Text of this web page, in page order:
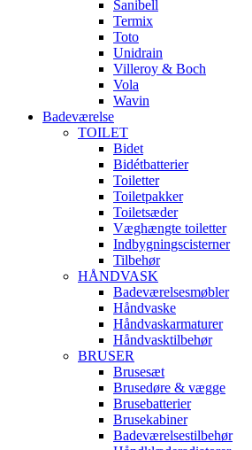
Sanibell
Termix
Toto
Unidrain
Villeroy & Boch
Vola
Wavin
Badeværelse
TOILET
Bidet
Bidétbatterier
Toiletter
Toiletpakker
Toiletsæder
Væghængte toiletter
Indbygningscisterner
Tilbehør
HÅNDVASK
Badeværelsesmøbler
Håndvaske
Håndvaskarmaturer
Håndvasktilbehør
BRUSER
Brusesæt
Brusedøre & vægge
Brusebatterier
Brusekabiner
Badeværelsestilbehør